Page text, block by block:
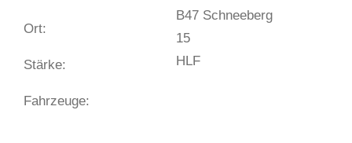
Ort:
Stärke:
Fahrzeuge:
B47 Schneeberg
15
HLF